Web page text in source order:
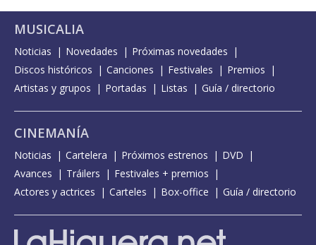
MUSICALIA
Noticias Novedades
Próximas novedades
Discos históricos
Canciones Festivales
Premios
Artistas y grupos
Portadas Listas Guía / directorio
CINEMANÍA
Noticias Cartelera Próximos estrenos
DVD
Avances
Tráilers
Festivales + premios
Actores y actrices
Carteles Box-office Guía / directorio